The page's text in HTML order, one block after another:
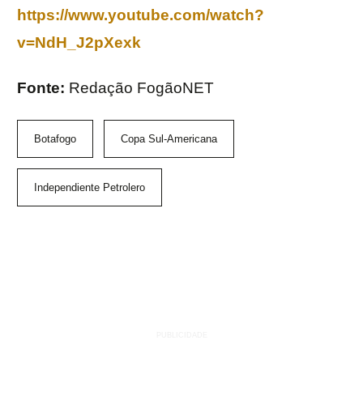
https://www.youtube.com/watch?
v=NdH_J2pXexk
Fonte: Redação FogãoNET
Botafogo Copa Sul-Americana
Independiente Petrolero